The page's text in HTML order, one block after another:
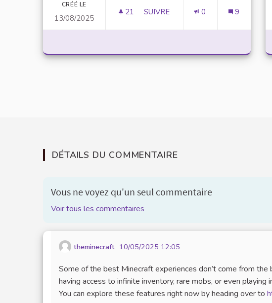
CRÉÉ LE
13/08/2025
21 21 ABONNÉS
SUIVRE
PROPOSER UNE NEWSLETER SUR
0 9
DÉTAILS DU COMMENTAIRE
Vous ne voyez qu'un seul commentaire
Voir tous les commentaires
theminecraft 10/05/2025 12:05
Some of the best Minecraft experiences don’t come from
having access to infinite inventory, rare mobs, or even
You can explore these features right now by heading over to